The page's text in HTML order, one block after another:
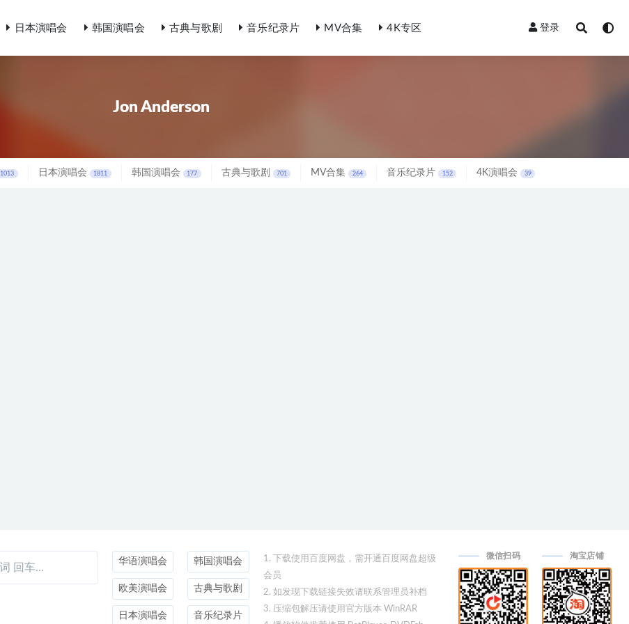
日本演唱会 韩国演唱会 古典与歌剧 音乐纪录片 MV合集 4K专区 登录
Jon Anderson
1013 日本演唱会 1811 韩国演唱会 177 古典与歌剧 701 MV合集 264 音乐纪录片 152 4K演唱会 39
华语演唱会
欧美演唱会
日本演唱会
韩国演唱会
古典与歌剧
音乐纪录片
1. 下载使用百度网盘，需开通百度网盘超级
会员
2. 如发现下载链接失效请联系管理员补档
3. 压缩包解压请使用官方版本 WinRAR
微信扫码 淘宝店铺